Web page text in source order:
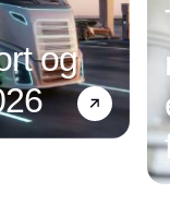
og